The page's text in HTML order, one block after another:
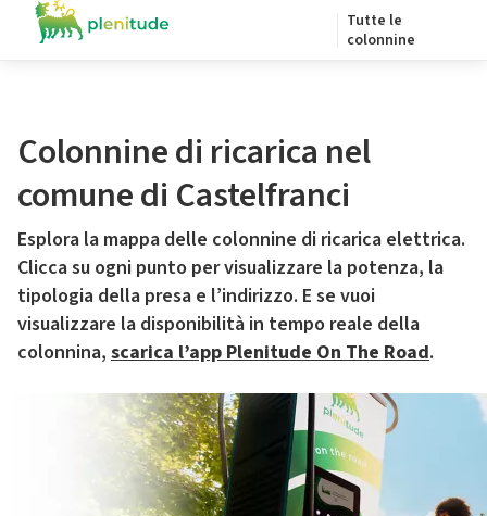
Tutte le
colonnine
Colonnine di ricarica nel
comune di Castelfranci
Esplora la mappa delle colonnine di ricarica elettrica.
Clicca su ogni punto per visualizzare la potenza, la
tipologia della presa e l’indirizzo. E se vuoi
visualizzare la disponibilità in tempo reale della
colonnina, scarica l’app Plenitude On The Road.